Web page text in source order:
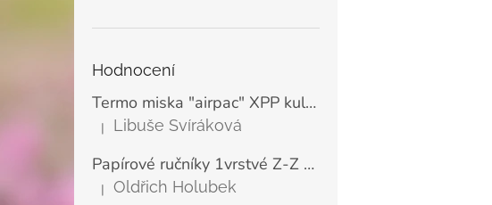
Hodnocení
Termo miska "airpac" XPP kulatá bílá 500 ml, Ø11,5 cm (25 ks)
Hodnocení produktu je 5 z 5 hvězdiček.
| Libuše Svíráková
Papírové ručníky 1vrstvé Z-Z zelené LINTEO ECONOMY 23x25 cm (200 ks)
Hodnocení produktu je 5 z 5 hvězdiček.
| Oldřich Holubek